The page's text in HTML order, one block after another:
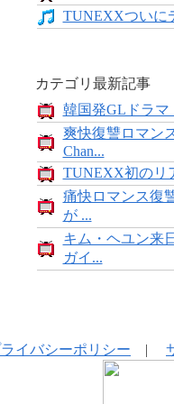
TUNEXXついに
カテゴリ最新記事
韓国発GLドラマ
爽快復讐ロマン
Chan...
TUNEXX初のリ
痛快ロマンス復
が ...
キム・ヘユン来
ガイ...
イバシーポリシー |